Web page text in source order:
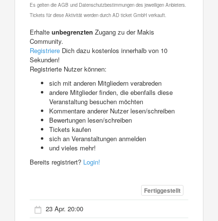
Es gelten die AGB und Datenschutzbestimmungen des jeweiligen Anbieters.
Tickets für diese Aktivität werden durch AD ticket GmbH verkauft.
Erhalte unbegrenzten Zugang zu der Makis
Community.
Registriere Dich dazu kostenlos innerhalb von 10
Sekunden!
Registrierte Nutzer können:
sich mit anderen Mitgliedern verabreden
andere Mitglieder finden, die ebenfalls diese
Veranstaltung besuchen möchten
Kommentare anderer Nutzer lesen/schreiben
Bewertungen lesen/schreiben
Tickets kaufen
sich an Veranstaltungen anmelden
und vieles mehr!
Bereits registriert? Login!
Fertiggestellt
23 Apr. 20:00